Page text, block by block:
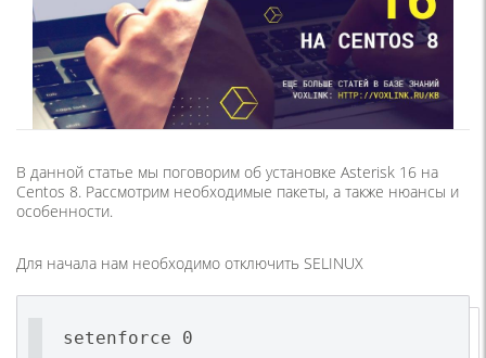
В данной статье мы поговорим об установке Asterisk 16 на
Centos 8. Рассмотрим необходимые пакеты, а также нюансы и
особенности.
Для начала нам необходимо отключить SELINUX
setenforce 0